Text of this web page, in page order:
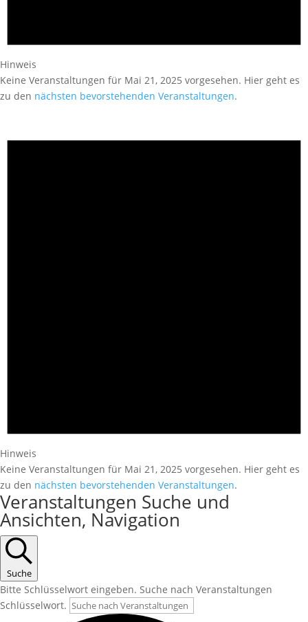
Hinweis
Keine Veranstaltungen für Mai 21, 2025 vorgesehen. Hier geht es
zu den nächsten bevorstehenden Veranstaltungen.
Hinweis
Keine Veranstaltungen für Mai 21, 2025 vorgesehen. Hier geht es
zu den nächsten bevorstehenden Veranstaltungen.
Veranstaltungen Suche und
Ansichten, Navigation
Suche
Bitte Schlüsselwort eingeben. Suche nach Veranstaltungen
Schlüsselwort.